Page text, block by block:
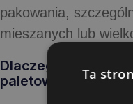
pakowania,
mieszanych lub
Dlaczego warto
paletowe?
Ta